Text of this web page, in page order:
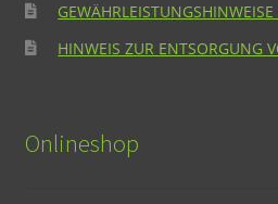
HINWEIS ZUR ENTSORGUNG
Onlineshop